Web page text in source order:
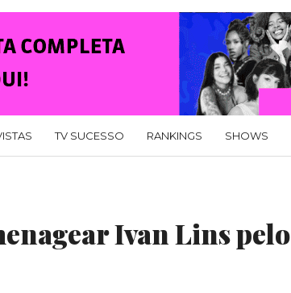
TV SUCESSO RANKINGS SHOWS
Ivan Lins pelo